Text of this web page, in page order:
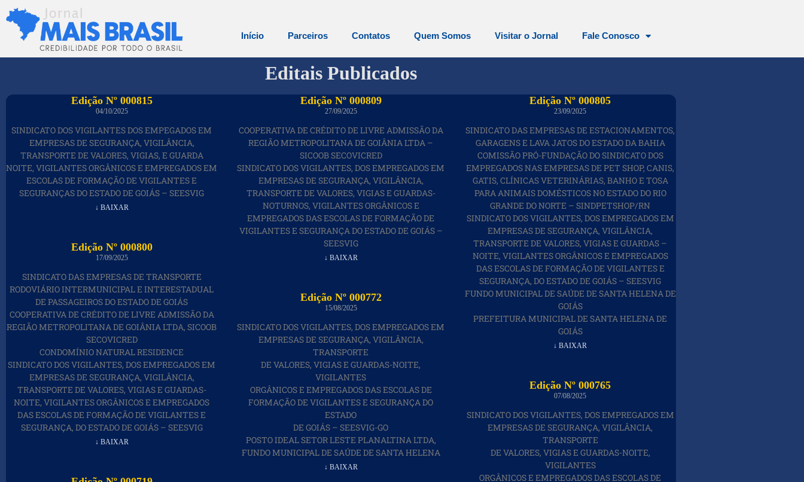
Início Parceiros Contatos Quem Somos Visitar o Jornal Fale Conosco
Editais Publicados
Edição Nº 000815
04/10/2025
SINDICATO DOS VIGILANTES DOS EMPEGADOS EM
EMPRESAS DE SEGURANÇA, VIGILÂNCIA,
TRANSPORTE DE VALORES, VIGIAS, E GUARDA
NOITE, VIGILANTES ORGÂNICOS E EMPREGADOS EM
ESCOLAS DE FORMAÇÃO DE VIGILANTES E
SEGURANÇAS DO ESTADO DE GOIÁS – SEESVIG
↓ BAIXAR
Edição Nº 000809
27/09/2025
COOPERATIVA DE CRÉDITO DE LIVRE ADMISSÃO DA
REGIÃO METROPOLITANA DE GOIÂNIA LTDA –
SICOOB SECOVICRED
SINDICATO DOS VIGILANTES, DOS EMPREGADOS EM
EMPRESAS DE SEGURANÇA, VIGILÂNCIA,
TRANSPORTE DE VALORES, VIGIAS E GUARDAS-
NOTURNOS, VIGILANTES ORGÂNICOS E
EMPREGADOS DAS ESCOLAS DE FORMAÇÃO DE
VIGILANTES E SEGURANÇA DO ESTADO DE GOIÁS –
SEESVIG
↓ BAIXAR
Edição Nº 000805
23/09/2025
SINDICATO DAS EMPRESAS DE ESTACIONAMENTOS,
GARAGENS E LAVA JATOS DO ESTADO DA BAHIA
COMISSÃO PRÓ-FUNDAÇÃO DO SINDICATO DOS
EMPREGADOS NAS EMPRESAS DE PET SHOP, CANIS,
GATIS, CLÍNICAS VETERINÁRIAS, BANHO E TOSA
PARA ANIMAIS DOMÉSTICOS NO ESTADO DO RIO
GRANDE DO NORTE – SINDPETSHOP/RN
SINDICATO DOS VIGILANTES, DOS EMPREGADOS EM
EMPRESAS DE SEGURANÇA, VIGILÂNCIA,
TRANSPORTE DE VALORES, VIGIAS E GUARDAS –
NOITE, VIGILANTES ORGÂNICOS E EMPREGADOS
DAS ESCOLAS DE FORMAÇÃO DE VIGILANTES E
SEGURANÇA, DO ESTADO DE GOIÁS – SEESVIG
FUNDO MUNICIPAL DE SAÚDE DE SANTA HELENA DE
GOIÁS
PREFEITURA MUNICIPAL DE SANTA HELENA DE
GOIÁS
↓ BAIXAR
Edição Nº 000800
17/09/2025
SINDICATO DAS EMPRESAS DE TRANSPORTE
RODOVIÁRIO INTERMUNICIPAL E INTERESTADUAL
DE PASSAGEIROS DO ESTADO DE GOIÁS
COOPERATIVA DE CRÉDITO DE LIVRE ADMISSÃO DA
REGIÃO METROPOLITANA DE GOIÂNIA LTDA, SICOOB
SECOVICRED
CONDOMÍNIO NATURAL RESIDENCE
SINDICATO DOS VIGILANTES, DOS EMPREGADOS EM
EMPRESAS DE SEGURANÇA, VIGILÂNCIA,
TRANSPORTE DE VALORES, VIGIAS E GUARDAS-
NOITE, VIGILANTES ORGÂNICOS E EMPREGADOS
DAS ESCOLAS DE FORMAÇÃO DE VIGILANTES E
SEGURANÇA, DO ESTADO DE GOIÁS – SEESVIG
↓ BAIXAR
Edição Nº 000772
15/08/2025
SINDICATO DOS VIGILANTES, DOS EMPREGADOS EM
EMPRESAS DE SEGURANÇA, VIGILÂNCIA,
TRANSPORTE
DE VALORES, VIGIAS E GUARDAS-NOITE,
VIGILANTES
ORGÂNICOS E EMPREGADOS DAS ESCOLAS DE
FORMAÇÃO DE VIGILANTES E SEGURANÇA DO
ESTADO
DE GOIÁS – SEESVIG-GO
POSTO IDEAL SETOR LESTE PLANALTINA LTDA,
FUNDO MUNICIPAL DE SAÚDE DE SANTA HELENA
↓ BAIXAR
Edição Nº 000765
07/08/2025
SINDICATO DOS VIGILANTES, DOS EMPREGADOS EM
EMPRESAS DE SEGURANÇA, VIGILÂNCIA,
TRANSPORTE
DE VALORES, VIGIAS E GUARDAS-NOITE,
VIGILANTES
ORGÂNICOS E EMPREGADOS DAS ESCOLAS DE